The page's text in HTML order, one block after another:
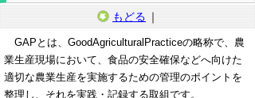
もどる ｜
GAPとは、GoodAgriculturalPracticeの略称で、農
業生産現場において、食品の安全確保などへ向けた
適切な農業生産を実施するための管理のポイントを
整理し、それを実践・記録する取組です。